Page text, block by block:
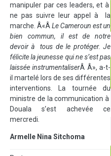
manipuler par ces leaders, et à
ne pas suivre leur appel à la
marche. Â«Â Le Cameroun est un
bien commun, il est de notre
devoir à tous de le protéger. Je
félicite la jeunesse qui ne s’est pas
laissée instrumentaliserÂ Â», a-t-
il martelé lors de ses différentes
interventions. La tournée du
ministre de la communication à
Douala s’est achevée ce
mercredi.
Armelle Nina Sitchoma